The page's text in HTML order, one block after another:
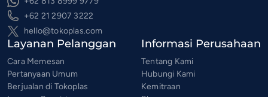
+62 21 2907 3222
hello@tokoplas.com
Layanan Pelanggan
Cara Memesan
Pertanyaan Umum
Berjualan di Tokoplas
Informasi Perusahaan
Tentang Kami
Hubungi Kami
Kemitraan